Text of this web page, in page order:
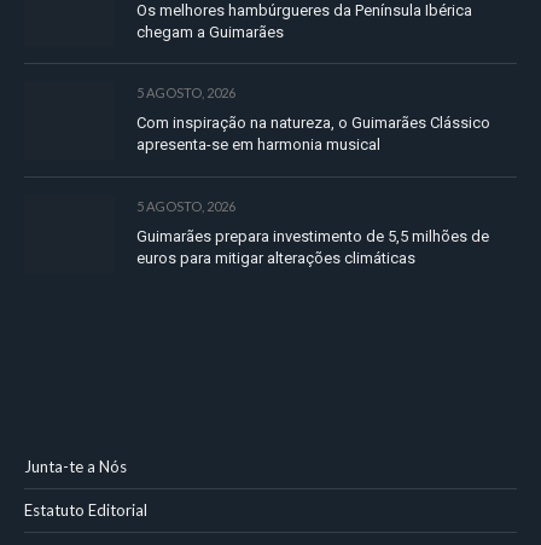
Os melhores hambúrgueres da Península Ibérica
chegam a Guimarães
5 AGOSTO, 2026
Com inspiração na natureza, o Guimarães Clássico
apresenta-se em harmonia musical
5 AGOSTO, 2026
Guimarães prepara investimento de 5,5 milhões de
euros para mitigar alterações climáticas
Junta-te a Nós
Estatuto Editorial